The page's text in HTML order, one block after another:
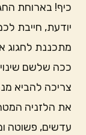
כיף! בארוחת
יודעת, חייבת
מתכננת לחגוג
ככה שלשם
צריכה להביא
את הלזניה
עדשים, פשוטה